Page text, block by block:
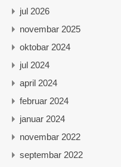
jul 2026
novembar 2025
oktobar 2024
jul 2024
april 2024
februar 2024
januar 2024
novembar 2022
septembar 2022